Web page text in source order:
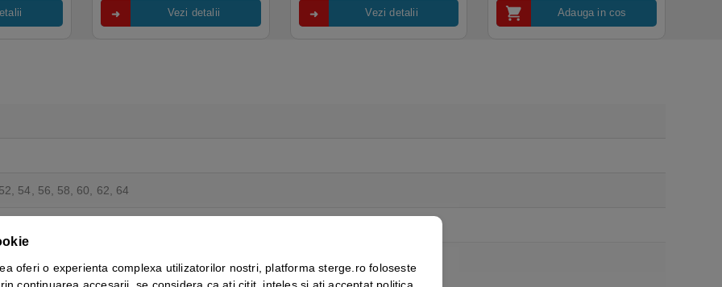
Vezi detalii Vezi detalii Adauga in cos
54, 56, 58, 60, 62, 64
2015 / A1A2B1C1E3F1
oferi o experienta complexa utilizatorilor nostri, platforma sterge.ro foloseste